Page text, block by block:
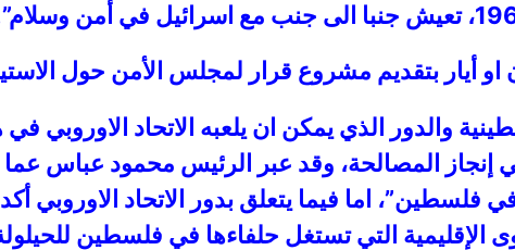
أيار بتقديم مشروع قرار لمجلس الأمن حول
والدور الذي يمكن ان يلعبه الاتحاد الاوروبي في
إنجاز المصالحة، وقد عبر الرئيس محمود عباس
اما فيما يتعلق بدور الاتحاد الاوروبي
التي تستغل حلفاءها في فلسطين